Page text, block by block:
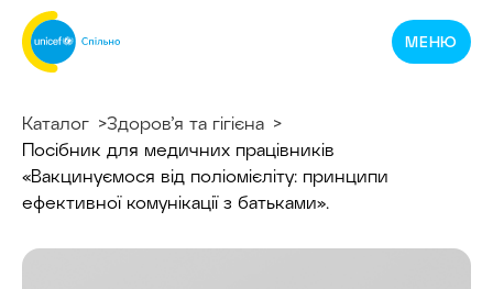
Спільнотека
ЮНІСЕФ
Україна
МЕНЮ
Каталог
Здоров’я та гігієна
Посібник для медичних працівників
«Вакцинуємося від поліомієліту: принципи
ефективної комунікації з батьками».